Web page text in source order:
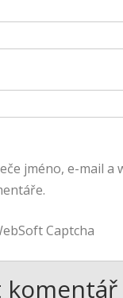
jméno, e-mail a
Captcha